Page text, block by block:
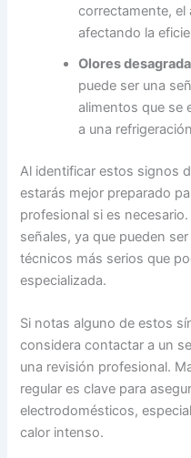
correctamente, el
afectando la
Olores
puede ser una
alimentos que se
a una
Al identificar estos signos
estarás mejor preparado
profesional si es
señales, ya que pueden
técnicos más serios que
especializada.
Si notas alguno de estos
considera contactar a un
una revisión profesional.
regular es clave para
electrodomésticos,
calor intenso.